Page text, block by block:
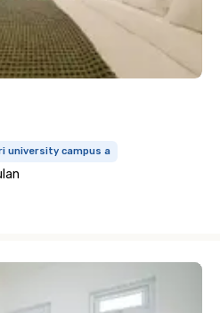
university campus a